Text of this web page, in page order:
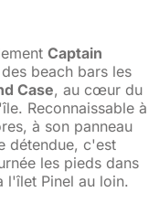
Captain
beach bars les
Case, au cœur du
Reconnaissable à
à son panneau
détendue, c'est
les pieds dans
l'îlet Pinel au loin.